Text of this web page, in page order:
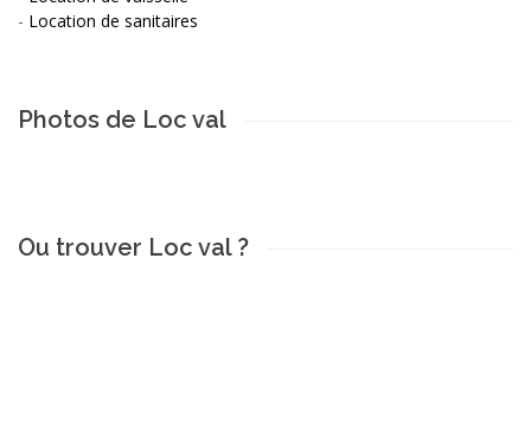
- Location de sanitaires
Photos de Loc val
Ou trouver Loc val ?